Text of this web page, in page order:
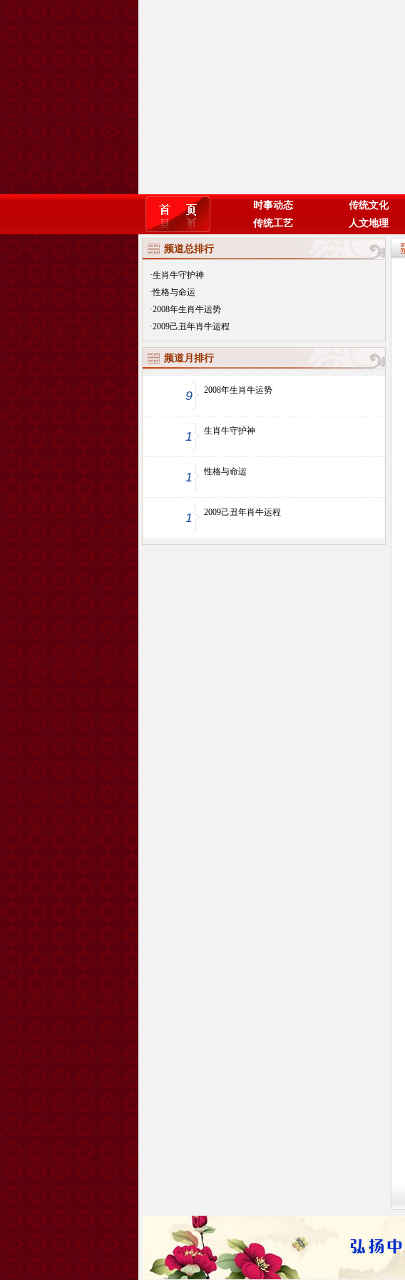
时事动态 传统文化
传统工艺
人文地理
频道总排行
·生肖牛守护神
·性格与命运
·2008年生肖牛运势
·2009己丑年肖牛运程
频道月排行
9 2008年生肖牛运势
1 生肖牛守护神
1 性格与命运
1 2009己丑年肖牛运程